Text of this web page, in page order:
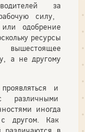
за
силу,
одобрение
ресурсы
а не другому
и
различными
иногда
другом. Как